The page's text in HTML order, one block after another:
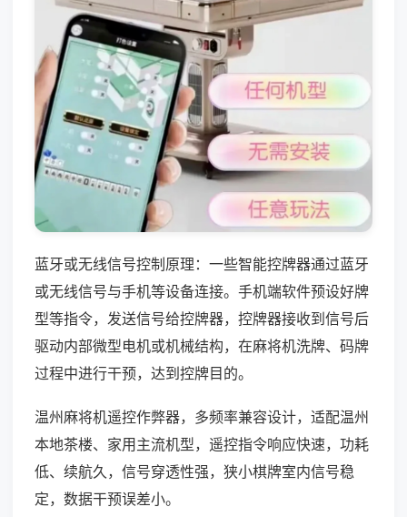
蓝牙或无线信号控制原理：一些智能控牌器通过蓝牙
或无线信号与手机等设备连接。手机端软件预设好牌
型等指令，发送信号给控牌器，控牌器接收到信号后
驱动内部微型电机或机械结构，在麻将机洗牌、码牌
过程中进行干预，达到控牌目的。
温州麻将机遥控作弊器，多频率兼容设计，适配温州
本地茶楼、家用主流机型，遥控指令响应快速，功耗
低、续航久，信号穿透性强，狭小棋牌室内信号稳
定，数据干预误差小。